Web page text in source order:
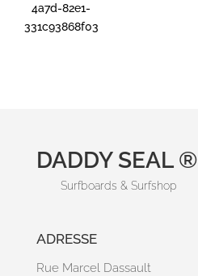
DADDY SEAL ®
Surfboards & Surfshop
ADRESSE
Rue Marcel Dassault